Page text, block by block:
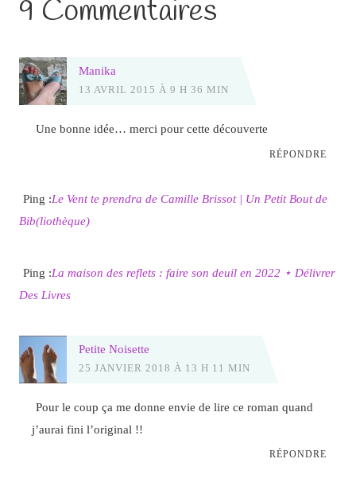
9 Commentaires
Manika
13 AVRIL 2015 À 9 H 36 MIN
Une bonne idée… merci pour cette découverte
RÉPONDRE
Ping :Le Vent te prendra de Camille Brissot | Un Petit Bout de
Bib(liothèque)
Ping :La maison des reflets : faire son deuil en 2022 ⋆ Délivrer
Des Livres
Petite Noisette
25 JANVIER 2018 À 13 H 11 MIN
Pour le coup ça me donne envie de lire ce roman quand
j’aurai fini l’original !!
RÉPONDRE